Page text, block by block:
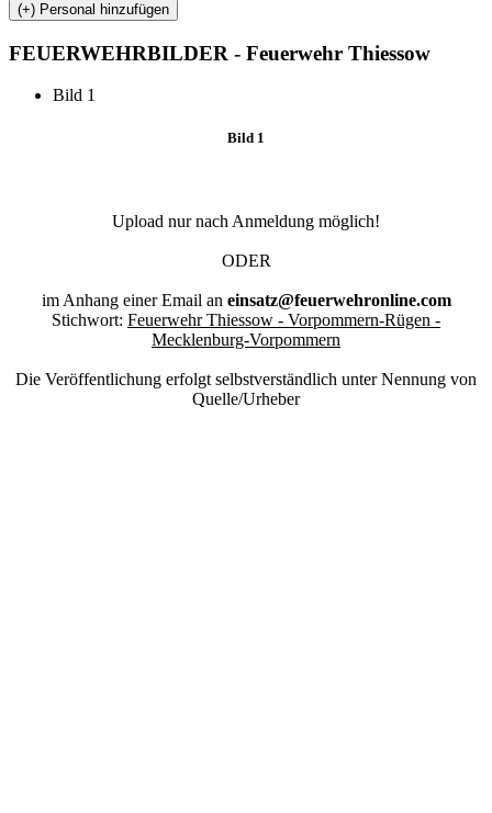
FEUERWEHRBILDER - Feuerwehr Thiessow
Bild 1
Bild 1
Upload nur nach Anmeldung möglich!
ODER
im Anhang einer Email an einsatz@feuerwehronline.com
Stichwort: Feuerwehr Thiessow - Vorpommern-Rügen -
Mecklenburg-Vorpommern
Die Veröffentlichung erfolgt selbstverständlich unter Nennung von
Quelle/Urheber